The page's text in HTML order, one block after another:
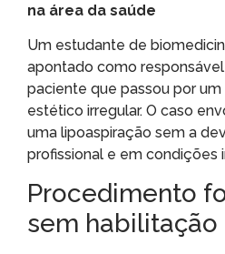
na área da saúde
Um estudante de
apontado como
paciente que passou por
estético irregular. O caso
uma lipoaspiração sem a
profissional e em condições
Procedimento
sem habilitação